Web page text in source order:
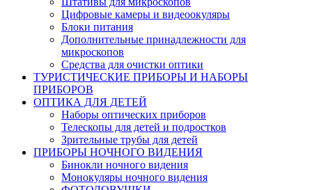
Цифровые камеры и видеоокуляры
Блоки питания
Дополнительные принадлежности для
микроскопов
Средства для очистки оптики
ТУРИСТИЧЕСКИЕ ПРИБОРЫ И НАБОРЫ
ПРИБОРОВ
ОПТИКА ДЛЯ ДЕТЕЙ
Наборы оптических приборов
Телескопы для детей и подростков
Зрительные трубы для детей
ПРИБОРЫ НОЧНОГО ВИДЕНИЯ
Бинокли ночного видения
Монокуляры ночного видения